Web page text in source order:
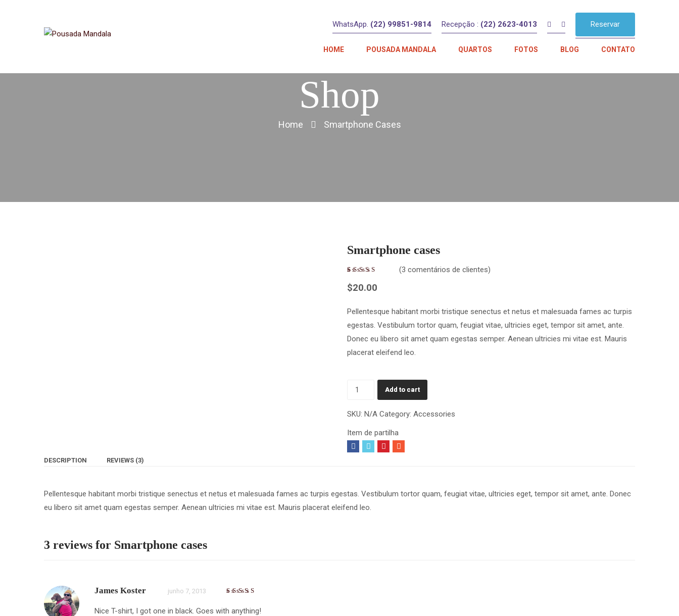
WhatsApp. (22) 99851-9814 Recepção : (22) 2623-4013 Reservar
HOME POUSADA MANDALA QUARTOS FOTOS BLOG CONTATO
Shop
Home Smartphone Cases
Smartphone cases
2 (3 comentários de clientes)
$20.00
Pellentesque habitant morbi tristique senectus et netus et malesuada fames ac turpis
egestas. Vestibulum tortor quam, feugiat vitae, ultricies eget, tempor sit amet, ante.
Donec eu libero sit amet quam egestas semper. Aenean ultricies mi vitae est. Mauris
placerat eleifend leo.
Add to cart
SKU: N/A Category: Accessories
Item de partilha
DESCRIPTION REVIEWS (3)
Pellentesque habitant morbi tristique senectus et netus et malesuada fames ac turpis egestas. Vestibulum tortor quam, feugiat vitae, ultricies eget, tempor sit amet, ante. Donec
eu libero sit amet quam egestas semper. Aenean ultricies mi vitae est. Mauris placerat eleifend leo.
3 reviews for Smartphone cases
James Koster junho 7, 2013
Nice T-shirt, I got one in black. Goes with anything!